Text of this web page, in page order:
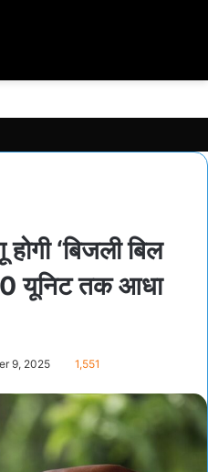
‘बिजली बिल
यूनिट तक आधा
9, 2025 1,551